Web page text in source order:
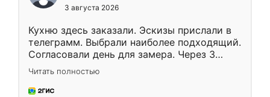
3 августа 2026
Кухню здесь заказали. Эскизы прислали в
телеграмм. Выбрали наиболее подходящий.
Согласовали день для замера. Через 3
недели кухня была уже готова. Остались
довольны работой. Спасибо Ренессанс
мебель за качественную работу!
Читать полностью